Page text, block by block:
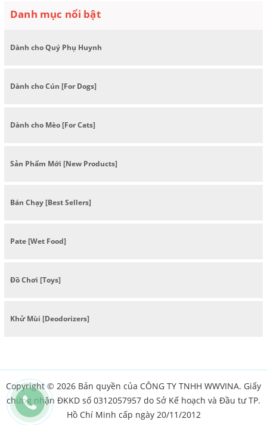
Danh mục nổi bật
Dành cho Quý Phụ Huynh
Dành cho Cún [For Dogs]
Dành cho Mèo [For Cats]
Sản Phẩm Mới [New Products]
Bán Chạy [Best Sellers]
Pate [Wet Food]
Đồ Chơi [Toys]
Khử Mùi [Deodorizers]
Copyright © 2026 Bản quyền của CÔNG TY TNHH WWVINA. Giấy
chứng nhận ĐKKD số 0312057957 do Sở Kế hoạch và Đầu tư TP.
Hồ Chí Minh cấp ngày 20/11/2012